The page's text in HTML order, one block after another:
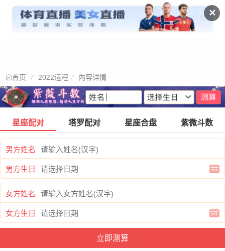
✕
首页 2022运程 内容详情
星座配对 塔罗配对 星座合盘 紫微斗数
男方姓名
男方生日
女方姓名
女方生日